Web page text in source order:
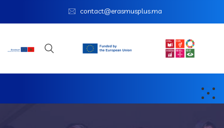
contact@erasmusplus.ma